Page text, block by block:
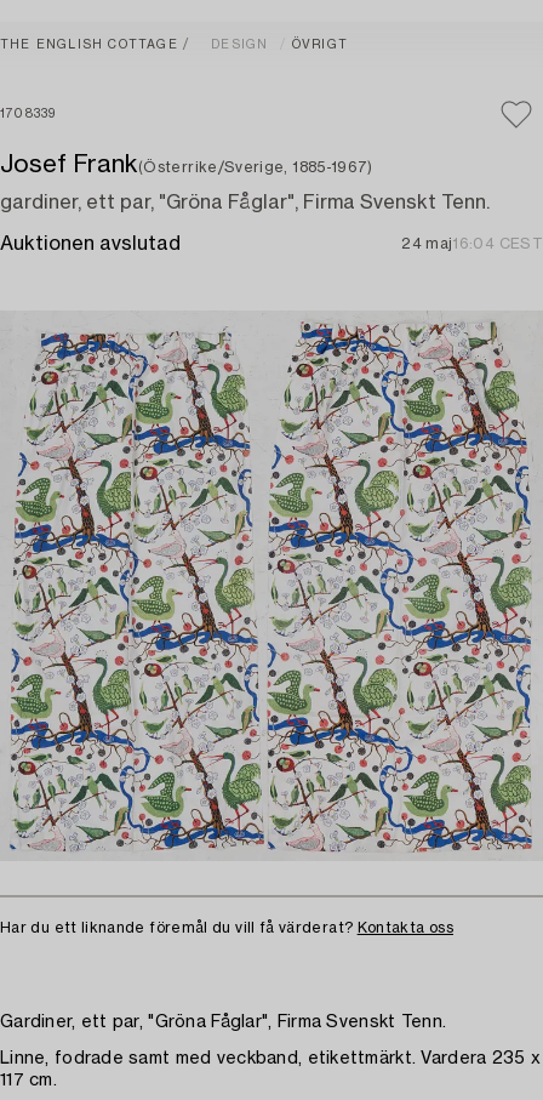
THE ENGLISH COTTAGE DESIGN ÖVRIGT
1708339
Josef Frank(Österrike/Sverige, 1885-1967)
gardiner, ett par, "Gröna Fåglar", Firma Svenskt Tenn.
Auktionen avslutad 24 maj16:04 CEST
Har du ett liknande föremål du vill få värderat? Kontakta oss
Gardiner, ett par, "Gröna Fåglar", Firma Svenskt Tenn.
Linne, fodrade samt med veckband, etikettmärkt. Vardera 235 x
117 cm.